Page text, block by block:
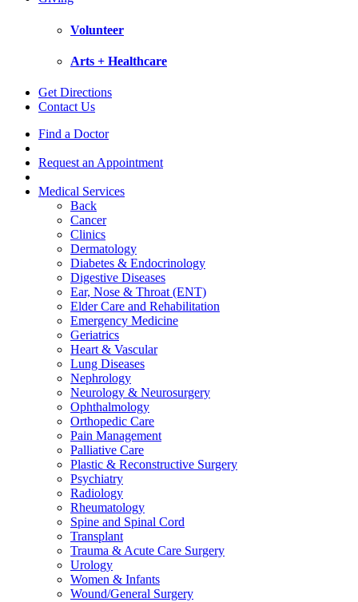
Volunteer
Arts + Healthcare
Get Directions
Contact Us
Find a Doctor
Request an Appointment
Medical Services
Back
Cancer
Clinics
Dermatology
Diabetes & Endocrinology
Digestive Diseases
Ear, Nose & Throat (ENT)
Elder Care and Rehabilitation
Emergency Medicine
Geriatrics
Heart & Vascular
Lung Diseases
Nephrology
Neurology & Neurosurgery
Ophthalmology
Orthopedic Care
Pain Management
Palliative Care
Plastic & Reconstructive Surgery
Psychiatry
Radiology
Rheumatology
Spine and Spinal Cord
Transplant
Trauma & Acute Care Surgery
Urology
Women & Infants
Wound/General Surgery